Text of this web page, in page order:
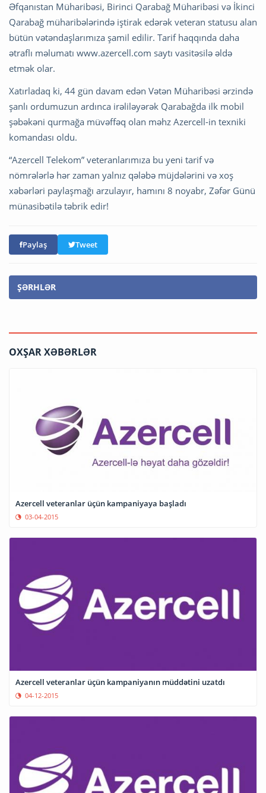
Əfqanıstan Müharibəsi, Birinci Qarabağ Müharibəsi və İkinci
Qarabağ müharibələrində iştirak edərək veteran statusu alan
bütün vətəndaşlarımıza şamil edilir. Tarif haqqında daha
ətraflı məlumatı www.azercell.com saytı vasitəsilə əldə
etmək olar.
Xatırladaq ki, 44 gün davam edən Vətən Müharibəsi ərzində
şanlı ordumuzun ardınca irəliləyərək Qarabağda ilk mobil
şəbəkəni qurmağa müvəffəq olan məhz Azercell-in texniki
komandası oldu.
“Azercell Telekom” veteranlarımıza bu yeni tarif və
nömrələrlə hər zaman yalnız qələbə müjdələrini və xoş
xəbərləri paylaşmağı arzulayır, hamını 8 noyabr, Zəfər Günü
münasibətilə təbrik edir!
Paylaş Tweet
ŞƏRHLƏR
OXŞAR XƏBƏRLƏR
Azercell veteranlar üçün kampaniyaya başladı
03-04-2015
Azercell veteranlar üçün kampaniyanın müddətini uzatdı
04-12-2015